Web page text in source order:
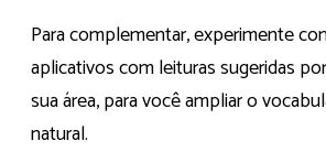
Para complementar, experimente
aplicativos com leituras sugeridas
sua área, para você ampliar o
natural.